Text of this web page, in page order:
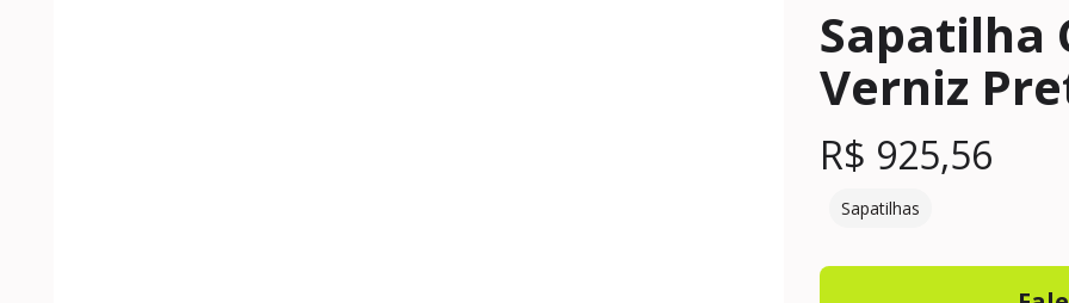
Sapatilha
Verniz
R$ 925,56
Sapatilhas